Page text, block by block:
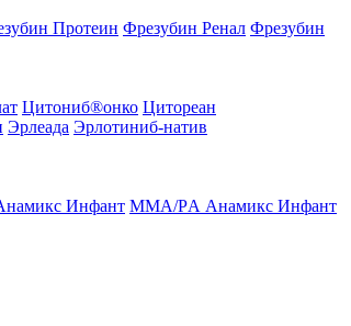
Протеин Фрезубин Ренал Фрезубин
Цитониб®онко Цитореан
Эрлеада Эрлотиниб-натив
Инфант MМА/PА Анамикс Инфант